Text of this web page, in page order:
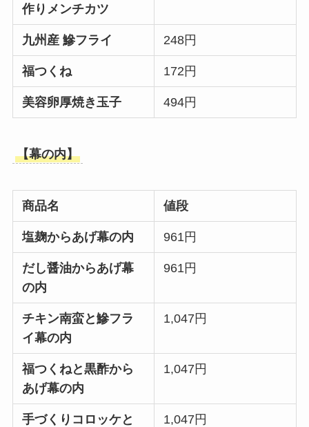
作りメンチカツ
九州産 鰺フライ 248円
福つくね 172円
美容卵厚焼き玉子 494円
【幕の内】
商品名 値段
塩麹からあげ幕の内 961円
だし醤油からあげ幕
の内
961円
チキン南蛮と鰺フラ
イ幕の内
1,047円
福つくねと黒酢から
あげ幕の内
1,047円
手づくりコロッケと
1,047円